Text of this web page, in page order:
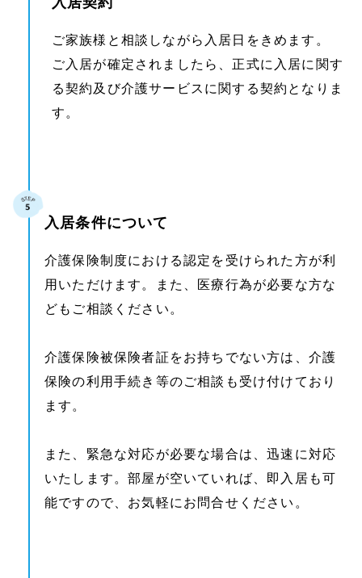
ご家族様と相談しながら入居日をきめます。
ご入居が確定されましたら、正式に入居に関す
る契約及び介護サービスに関する契約となりま
す。
入居条件について
介護保険制度における認定を受けられた方が利
用いただけます。また、医療行為が必要な方な
どもご相談ください。
介護保険被保険者証をお持ちでない方は、介護
保険の利用手続き等のご相談も受け付けており
ます。
また、緊急な対応が必要な場合は、迅速に対応
いたします。部屋が空いていれば、即入居も可
能ですので、お気軽にお問合せください。